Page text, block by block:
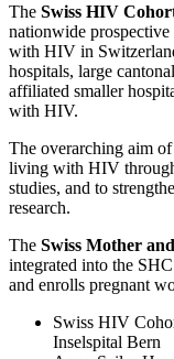
The Swiss HIV
nationwide
with HIV in
hospitals, large
affiliated smaller
with HIV.
The overarching aim
living with HIV
studies, and to
research.
The Swiss Mother
integrated into the
and enrolls pregnant
Swiss HIV
Inselspital Bern